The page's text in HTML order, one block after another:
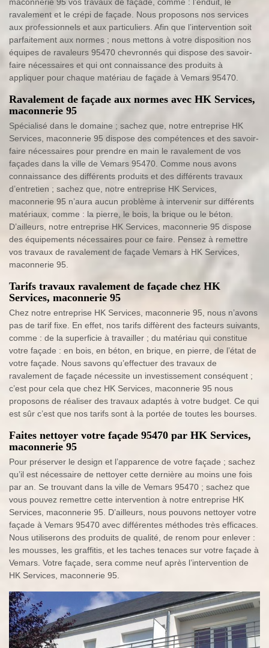
maconnerie 95 vos travaux de façade, comme : l’enduit, le
ravalement et le crépi de façade. Nous proposons nos services
aux professionnels et aux particuliers. Afin que l’intervention soit
parfaitement aux normes ; nous mettons à votre disposition nos
équipes de ravaleurs 95470 chevronnés qui dispose des savoir-
faire nécessaires et qui ont connaissance des produits à
appliquer pour chaque matériau de façade à Vemars 95470.
Ravalement de façade aux normes avec HK Services,
maconnerie 95
Spécialisé dans le domaine ; sachez que, notre entreprise HK
Services, maconnerie 95 dispose des compétences et des savoir-
faire nécessaires pour prendre en main le ravalement de vos
façades dans la ville de Vemars 95470. Comme nous avons
connaissance des différents produits et des différents travaux
d’entretien ; sachez que, notre entreprise HK Services,
maconnerie 95 n’aura aucun problème à intervenir sur différents
matériaux, comme : la pierre, le bois, la brique ou le béton.
D’ailleurs, notre entreprise HK Services, maconnerie 95 dispose
des équipements nécessaires pour ce faire. Pensez à remettre
vos travaux de ravalement de façade Vemars à HK Services,
maconnerie 95.
Tarifs travaux ravalement de façade chez HK
Services, maconnerie 95
Chez notre entreprise HK Services, maconnerie 95, nous n’avons
pas de tarif fixe. En effet, nos tarifs diffèrent des facteurs suivants,
comme : de la superficie à travailler ; du matériau qui constitue
votre façade : en bois, en béton, en brique, en pierre, de l’état de
votre façade. Nous savons qu’effectuer des travaux de
ravalement de façade nécessite un investissement conséquent ;
c’est pour cela que chez HK Services, maconnerie 95 nous
proposons de réaliser des travaux adaptés à votre budget. Ce qui
est sûr c’est que nos tarifs sont à la portée de toutes les bourses.
Faites nettoyer votre façade 95470 par HK Services,
maconnerie 95
Pour préserver le design et l’apparence de votre façade ; sachez
qu’il est nécessaire de nettoyer cette dernière au moins une fois
par an. Se trouvant dans la ville de Vemars 95470 ; sachez que
vous pouvez remettre cette intervention à notre entreprise HK
Services, maconnerie 95. D’ailleurs, nous pouvons nettoyer votre
façade à Vemars 95470 avec différentes méthodes très efficaces.
Nous utiliserons des produits de qualité, de renom pour enlever :
les mousses, les graffitis, et les taches tenaces sur votre façade à
Vemars. Votre façade, sera comme neuf après l’intervention de
HK Services, maconnerie 95.